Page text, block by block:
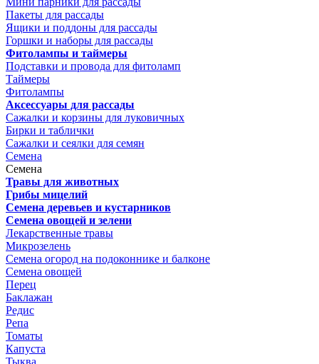
Пакеты для рассады
Ящики и поддоны для рассады
Горшки и наборы для рассады
Фитолампы и таймеры
Подставки и провода для фитоламп
Таймеры
Фитолампы
Аксессуары для рассады
Сажалки и корзины для луковичных
Бирки и таблички
Сажалки и сеялки для семян
Семена
Семена
Травы для животных
Грибы мицелий
Семена деревьев и кустарников
Семена овощей и зелени
Лекарственные травы
Микрозелень
Семена огород на подоконнике и балконе
Семена овощей
Перец
Баклажан
Редис
Репа
Томаты
Капуста
Тыква